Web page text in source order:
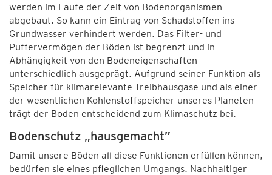
werden im Laufe der Zeit von Bodenorganismen
abgebaut. So kann ein Eintrag von Schadstoffen ins
Grundwasser verhindert werden. Das Filter- und
Puffervermögen der Böden ist begrenzt und in
Abhängigkeit von den Bodeneigenschaften
unterschiedlich ausgeprägt. Aufgrund seiner Funktion als
Speicher für klimarelevante Treibhausgase und als einer
der wesentlichen Kohlenstoffspeicher unseres Planeten
trägt der Boden entscheidend zum Klimaschutz bei.
Bodenschutz „hausgemacht”
Damit unsere Böden all diese Funktionen erfüllen können,
bedürfen sie eines pfleglichen Umgangs. Nachhaltiger